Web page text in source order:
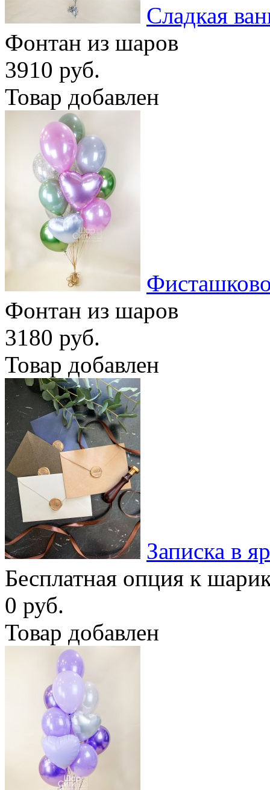
Сладкая
Фонтан из шаров
3910 руб.
Товар добавлен
Фонтан из шаров
3180 руб.
Товар добавлен
Записка в
Бесплатная опция к
0 руб.
Товар добавлен